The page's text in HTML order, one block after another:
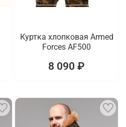
Куртка хлопковая Armed
Forces AF500
8 090 ₽